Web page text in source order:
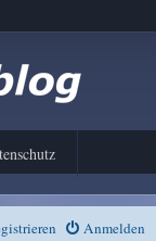
Anmelden